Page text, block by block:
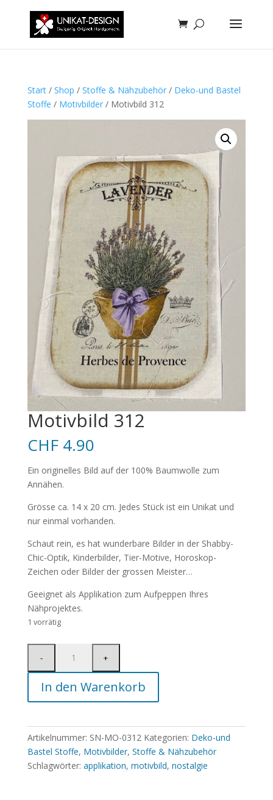
Start/ Shop / Stoffe & Nähzubehör/ Deko-und Bastel
Stoffe / Motivbilder/ Motivbild 312
Motivbild 312
CHF4.90
Ein originelles Bild auf der 100% Baumwolle zum
Annähen.
Grösse ca. 14 x 20 cm. Jedes Stück ist ein Unikat und
nur einmal vorhanden.
Schaut rein, es hat wunderbare Bilder in der Shabby-
Chic-Optik, Kinderbilder, Tier-Motive, Horoskop-
Zeichen oder Bilder der grossen Meister…
Geeignet als Applikation zum Aufpeppen Ihres
Nähprojektes.
1 vorrätig
In den Warenkorb
Artikelnummer: SN-MO-0312 Kategorien: Deko-und
Bastel Stoffe, Motivbilder, Stoffe & Nähzubehör
Schlagwörter: applikation, motivbild, nostalgie